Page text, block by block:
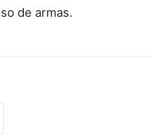
de armas.